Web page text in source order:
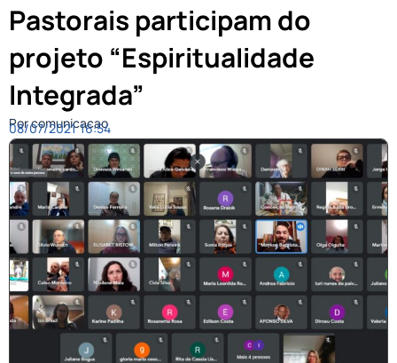
Pastorais participam do
projeto “Espiritualidade
Integrada”
Por comunicacao
08/07/2021 16:54